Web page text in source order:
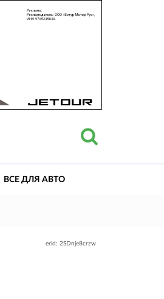
ВСЕ ДЛЯ АВТО
erid: 2SDnje8crzw